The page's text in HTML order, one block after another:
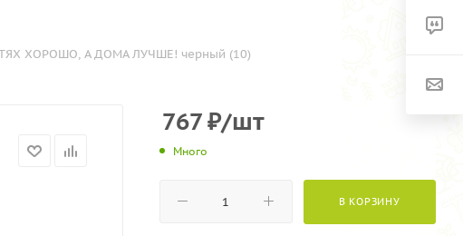
ХОРОШО, А ДОМА ЛУЧШЕ! черный (10)
767₽/шт
Много
В КОРЗИНУ